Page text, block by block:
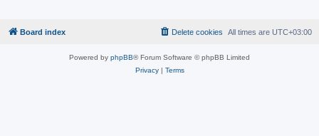
Board index All times are UTC+03:00
Delete cookies
Powered by phpBB® Forum Software © phpBB Limited
Privacy| Terms